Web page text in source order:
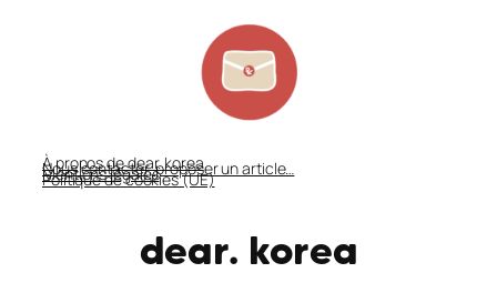
À propos de dear. korea
Nous contacter, proposer un article…
Mentions légales
Politique de cookies (UE)
dear. korea